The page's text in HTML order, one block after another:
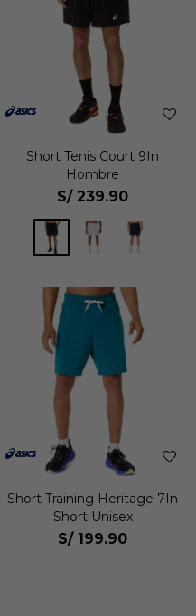
Short Tenis Court 9In
Hombre
S/ 239.90
Short Training Heritage 7In
Short Unisex
S/ 199.90